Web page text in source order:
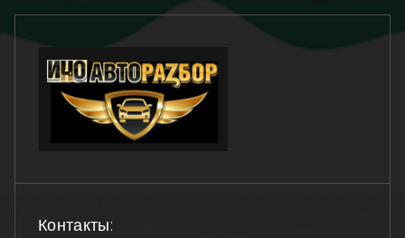
Контакты: